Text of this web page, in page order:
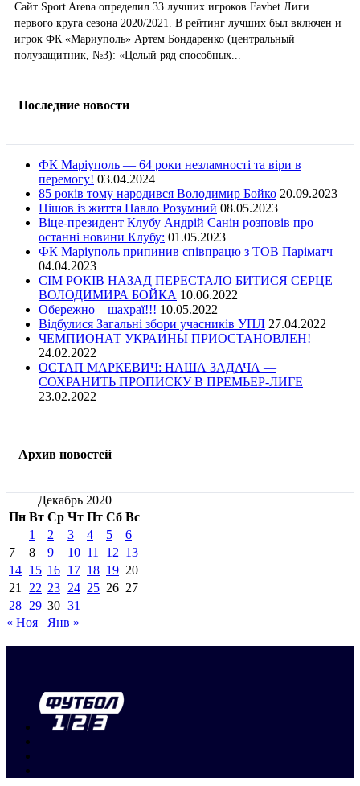
Сайт Sport Arena определил 33 лучших игроков Favbet Лиги
первого круга сезона 2020/2021. В рейтинг лучших был включен и
игрок ФК «Мариуполь» Артем Бондаренко (центральный
полузащитник, №3): «Целый ряд способных...
Последние новости
ФК Маріуполь — 64 роки незламності та віри в
перемогу! 03.04.2024
85 років тому народився Володимир Бойко 20.09.2023
Пішов із життя Павло Розумний 08.05.2023
Віце-президент Клубу Андрій Санін розповів про
останні новини Клубу: 01.05.2023
ФК Маріуполь припинив співпрацю з ТОВ Паріматч
04.04.2023
СІМ РОКІВ НАЗАД ПЕРЕСТАЛО БИТИСЯ СЕРЦЕ
ВОЛОДИМИРА БОЙКА 10.06.2022
Обережно – шахраї!!! 10.05.2022
Відбулися Загальні збори учасників УПЛ 27.04.2022
ЧЕМПИОНАТ УКРАИНЫ ПРИОСТАНОВЛЕН!
24.02.2022
ОСТАП МАРКЕВИЧ: НАША ЗАДАЧА —
СОХРАНИТЬ ПРОПИСКУ В ПРЕМЬЕР-ЛИГЕ
23.02.2022
Архив новостей
Декабрь 2020
Пн Вт Ср Чт Пт Сб Вс
1
2 3 4 5
6
7
8 9 10 11 12 13
14 15 16 17 18 19 20
21
22 23 24 25 26 27
28 29 30 31
« Ноя
Янв »